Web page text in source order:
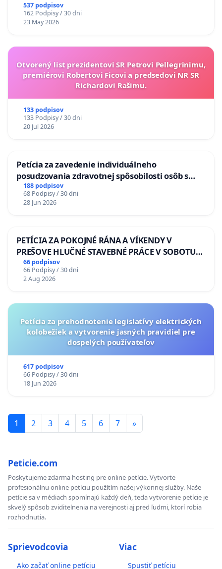
537 podpisov
162 Podpisy / 30 dni
23 May 2026
Otvorený list prezidentovi SR Petrovi Pellegrinimu,
premiérovi Robertovi Ficovi a predsedovi NR SR
Richardovi Rašimu.
133 podpisov
133 Podpisy / 30 dni
20 Jul 2026
Petícia za zavedenie individuálneho
posudzovania zdravotnej spôsobilosti osôb s
diabetom 1. a 2. typu pri prijímaní do
Policajného zboru SR
188 podpisov
68 Podpisy / 30 dni
28 Jun 2026
PETÍCIA ZA POKOJNÉ RÁNA A VÍKENDY V
PREŠOVE HLUČNÉ STAVEBNÉ PRÁCE V SOBOTU
LEN OD 9.00 DO 13.00 HOD., CEZ PRACOVNÝ
TÝŽDEŇ CIEĽ 8.00 – 18.00 HOD. A PRAVIDELNÁ
KONTROLA STAVBY C-AREA NA
66 podpisov
66 Podpisy / 30 dni
2 Aug 2026
Petícia za prehodnotenie legislatívy elektrických
kolobežiek a vytvorenie jasných pravidiel pre
dospelých používateľov
617 podpisov
66 Podpisy / 30 dni
18 Jun 2026
1 2 3 4 5 6 7 »
Peticie.com
Poskytujeme zdarma hosting pre online petície. Vytvorte
profesionálnu online petíciu použítím našej výkonnej služby. Naše
petície sa v médiach spomínajú každý deň, teda vytvorenie petície je
skvelý spôsob zviditelnenia na verejnosti aj pred ľudmi, ktorí robia
rozhodnutia.
Sprievodcovia
Ako začať online petíciu
Viac
Spustiť petíciu